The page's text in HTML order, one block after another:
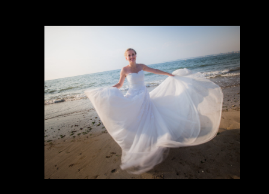
GROSSESSE
NAISSANCE
Shooting